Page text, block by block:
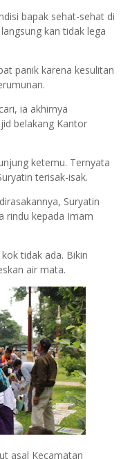
bapak sehat-sehat di
kan tidak lega
panik karena kesulitan
ia akhirnya
belakang Kantor
ketemu. Ternyata
terisak-isak.
Suryatin
rindu kepada Imam
tidak ada. Bikin
air mata.
asal Kecamatan